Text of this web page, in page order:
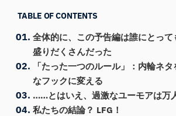
TABLE OF CONTENTS
全体的に、この予告編は誰にとっ
盛りだくさんだった
「たった一つのルール」：内輪ネ
なフックに変える
……とはいえ、過激なユーモアは万
私たちの結論？ LFG！